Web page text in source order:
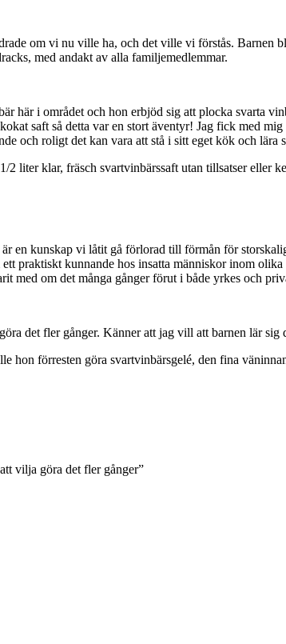
om vi nu ville ha, och det ville vi förstås. Barnen
med andakt av alla familjemedlemmar.
här i området och hon erbjöd sig att plocka svarta
saft så detta var en stort äventyr! Jag fick med
och roligt det kan vara att stå i sitt eget kök och lära
liter klar, fräsch svartvinbärssaft utan tillsatser eller
en kunskap vi låtit gå förlorad till förmån för
praktiskt kunnande hos insatta människor inom
med om det många gånger förut i både yrkes och
det fler gånger. Känner att jag vill att barnen lär
hon förresten göra svartvinbärsgelé, den fina
vilja göra det fler gånger”